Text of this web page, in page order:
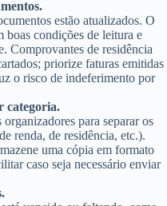
estão atualizados. O
boas condições de leitura e
Comprovantes de residência
priorize faturas emitidas
o risco de indeferimento por
categoria.
para separar os
renda, de residência, etc.).
uma cópia em formato
caso seja necessário enviar